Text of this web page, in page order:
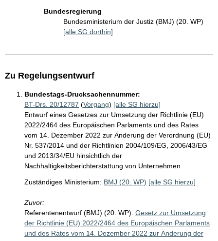
Bundesregierung
Bundesministerium der Justiz (BMJ) (20. WP)
[alle SG dorthin]
Zu Regelungsentwurf
Bundestags-Drucksachennummer:
BT-Drs. 20/12787 (Vorgang) [alle SG hierzu]
Entwurf eines Gesetzes zur Umsetzung der Richtlinie (EU)
2022/2464 des Europäischen Parlaments und des Rates
vom 14. Dezember 2022 zur Änderung der Verordnung (EU)
Nr. 537/2014 und der Richtlinien 2004/109/EG, 2006/43/EG
und 2013/34/EU hinsichtlich der
Nachhaltigkeitsberichterstattung von Unternehmen
Zuständiges Ministerium: BMJ (20. WP) [alle SG hierzu]
Zuvor:
Referentenentwurf (BMJ) (20. WP): Gesetz zur Umsetzung
der Richtlinie (EU) 2022/2464 des Europäischen Parlaments
und des Rates vom 14. Dezember 2022 zur Änderung der